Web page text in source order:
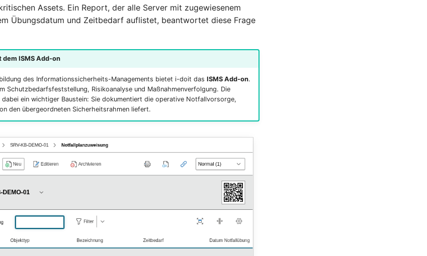
Assets. Ein Report, der alle Server mit zugewiesenem
Übungsdatum und Zeitbedarf auflistet, beantwortet diese Frage
dem ISMS Add-on
des Informationssicherheits-Managements bietet i-doit das ISMS Add-on.
Schutzbedarfsfeststellung, Risikoanalyse und Maßnahmenverfolgung. Die
ein wichtiger Baustein: Sie dokumentiert die operative Notfallvorsorge,
den übergeordneten Sicherheitsrahmen liefert.